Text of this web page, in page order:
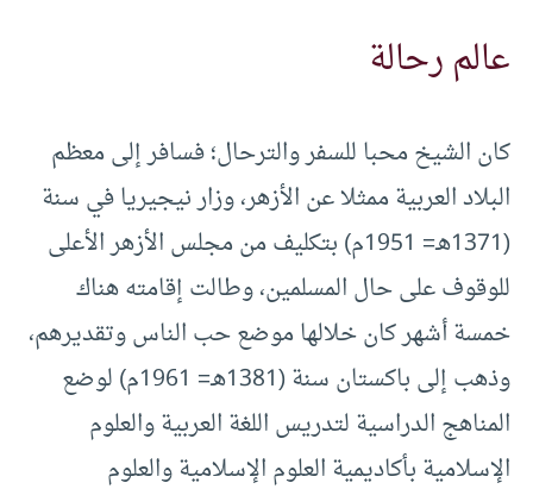
عالم رحالة
كان الشيخ محبا للسفر والترحال؛ فسافر إلى معظم
البلاد العربية ممثلا عن الأزهر، وزار نيجيريا في سنة
(1371هـ= 1951م) بتكليف من مجلس الأزهر الأعلى
للوقوف على حال المسلمين، وطالت إقامته هناك
خمسة أشهر كان خلالها موضع حب الناس وتقديرهم،
وذهب إلى باكستان سنة (1381هـ= 1961م) لوضع
المناهج الدراسية لتدريس اللغة العربية والعلوم
الإسلامية بأكاديمية العلوم الإسلامية والعلوم